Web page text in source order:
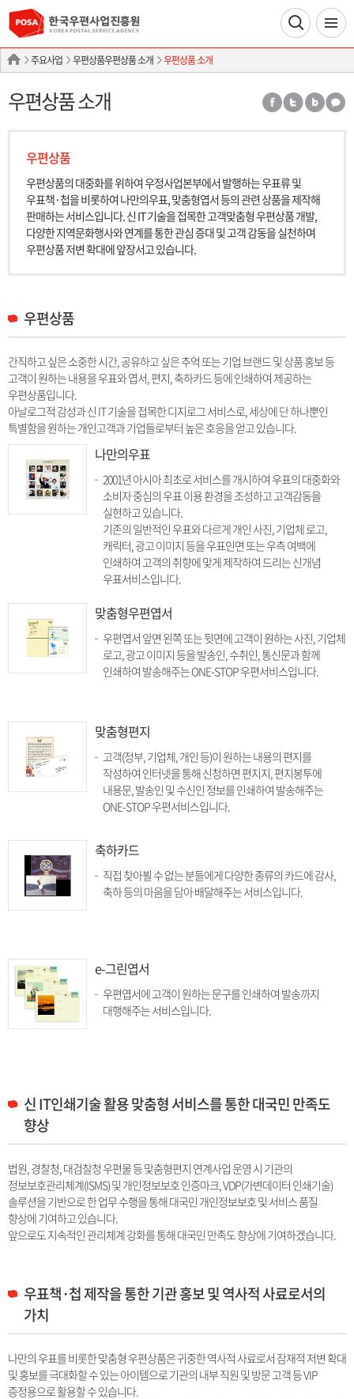
주요사업 우편상품우편상품 소개 우편상품 소개
우편상품 소개
우편상품
우편상품의 대중화를 위하여 우정사업본부에서 발행하는 우표류 및
우표책·첩을 비롯하여 나만의우표, 맞춤형엽서 등의 관련 상품을 제작해
판매하는 서비스입니다. 신 IT 기술을 접목한 고객맞춤형 우편상품 개발,
다양한 지역문화행사와 연계를 통한 관심 증대 및 고객 감동을 실천하며
우편상품 저변 확대에 앞장서고 있습니다.
우편상품
간직하고 싶은 소중한 시간, 공유하고 싶은 추억 또는 기업 브랜드 및 상품 홍보 등
고객이 원하는 내용을 우표와 엽서, 편지, 축하카드 등에 인쇄하여 제공하는
우편상품입니다.
아날로그적 감성과 신 IT 기술을 접목한 디지로그 서비스로, 세상에 단 하나뿐인
특별함을 원하는 개인고객과 기업들로부터 높은 호응을 얻고 있습니다.
나만의우표
2001년 아시아 최초로 서비스를 개시하여 우표의 대중화와
소비자 중심의 우표 이용 환경을 조성하고 고객감동을
실현하고 있습니다.
기존의 일반적인 우표와 다르게 개인 사진, 기업체 로고,
캐릭터, 광고 이미지 등을 우표인면 또는 우측 여백에
인쇄하여 고객의 취향에 맞게 제작하여 드리는 신개념
우표서비스입니다.
맞춤형우편엽서
우편엽서 앞면 왼쪽 또는 뒷면에 고객이 원하는 사진, 기업체
로고, 광고 이미지 등을 발송인, 수취인, 통신문과 함께
인쇄하여 발송해주는 ONE-STOP 우편서비스입니다.
맞춤형편지
고객(정부, 기업체, 개인 등)이 원하는 내용의 편지를
작성하여 인터넷을 통해 신청하면 편지지, 편지봉투에
내용문, 발송인 및 수신인 정보를 인쇄하여 발송해주는
ONE-STOP 우편서비스입니다.
축하카드
직접 찾아뵐 수 없는 분들에게 다양한 종류의 카드에 감사,
축하 등의 마음을 담아 배달해주는 서비스입니다.
e-그린엽서
우편엽서에 고객이 원하는 문구를 인쇄하여 발송까지
대행해주는 서비스입니다.
신 IT인쇄기술 활용 맞춤형 서비스를 통한 대국민 만족도
향상
법원, 경찰청, 대검찰청 우편물 등 맞춤형편지 연계사업 운영 시 기관의
정보보호관리체계(ISMS) 및 개인정보보호 인증마크, VDP(가변데이터 인쇄기술)
솔루션을 기반으로 한 업무 수행을 통해 대국민 개인정보보호 및 서비스 품질
향상에 기여하고 있습니다.
앞으로도 지속적인 관리체계 강화를 통해 대국민 만족도 향상에 기여하겠습니다.
우표책·첩 제작을 통한 기관 홍보 및 역사적 사료로서의
가치
나만의 우표를 비롯한 맞춤형 우편상품은 귀중한 역사적 사료로서 잠재적 저변 확대
및 홍보를 극대화할 수 있는 아이템으로 기관의 내부 직원 및 방문 고객 등 VIP
증정용으로 활용할 수 있습니다.